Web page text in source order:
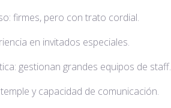
pero con trato cordial.
en invitados especiales.
grandes equipos de staff.
y capacidad de comunicación.